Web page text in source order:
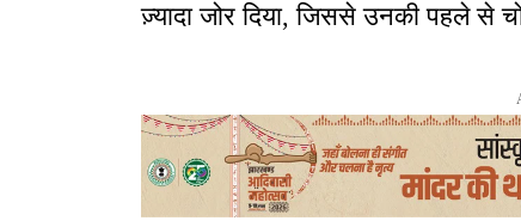
ज़्यादा जोर दिया, जिससे उनकी पहले से